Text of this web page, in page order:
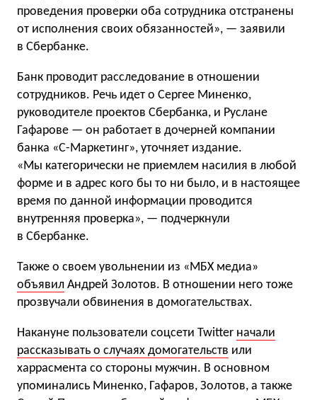
проведения проверки оба сотрудника отстранены
от исполнения своих обязанностей», — заявили
в Сбербанке.
Банк проводит расследование в отношении
сотрудников. Речь идет о Сергее Миненко,
руководителе проектов Сбербанка, и Руслане
Гафарове — он работает в дочерней компании
банка «С-Маркетинг», уточняет издание.
«Мы категорически не приемлем насилия в любой
форме и в адрес кого бы то ни было, и в настоящее
время по данной информации проводится
внутренняя проверка», — подчеркнули
в Сбербанке.
Также о своем увольнении из «МБХ медиа»
объявил Андрей Золотов. В отношении него тоже
прозвучали обвинения в домогательствах.
Накануне пользователи соцсети Twitter начали
рассказывать о случаях домогательств или
харрасмента со стороны мужчин. В основном
упоминались Миненко, Гафаров, Золотов, а также